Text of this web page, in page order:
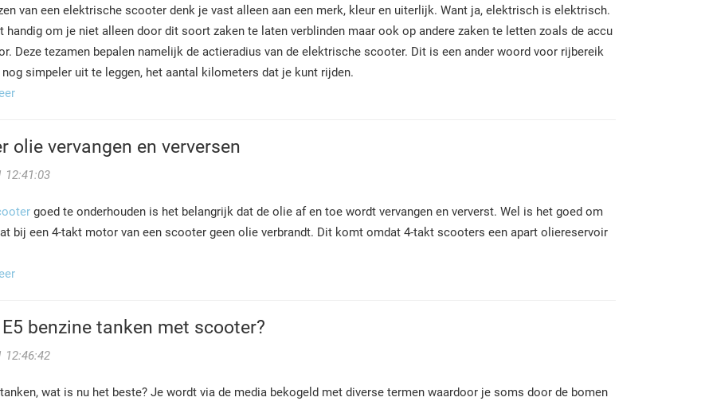
van een elektrische scooter denk je vast alleen aan een merk, kleur en uiterlijk. Want ja, elektrisch is elektrisch.
handig om je niet alleen door dit soort zaken te laten verblinden maar ook op andere zaken te letten zoals de accu
Deze tezamen bepalen namelijk de actieradius van de elektrische scooter. Dit is een ander woord voor rijbereik
simpeler uit te leggen, het aantal kilometers dat je kunt rijden.
olie vervangen en verversen
12:41:03
goed te onderhouden is het belangrijk dat de olie af en toe wordt vervangen en ververst. Wel is het goed om
bij een 4-takt motor van een scooter geen olie verbrandt. Dit komt omdat 4-takt scooters een apart oliereservoir
benzine tanken met scooter?
12:46:42
wat is nu het beste? Je wordt via de media bekogeld met diverse termen waardoor je soms door de bomen